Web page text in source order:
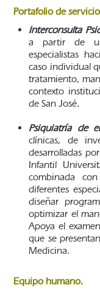
Portafolio de
Interconsulta
a partir de
especialistas
caso individual
tratamiento,
contexto
de San José.
Psiquiatría de
clínicas, de
desarrolladas
Infantil
combinada
diferentes
diseñar
optimizar el
Apoya el
que se
Medicina.
Equipo humano.